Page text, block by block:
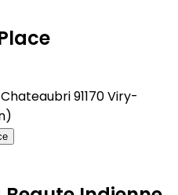
91170 Viry-